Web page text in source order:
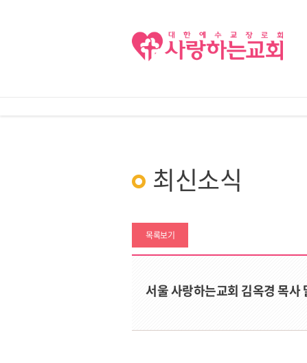
최신소식
목록보기
서울 사랑하는교회 김옥경 목